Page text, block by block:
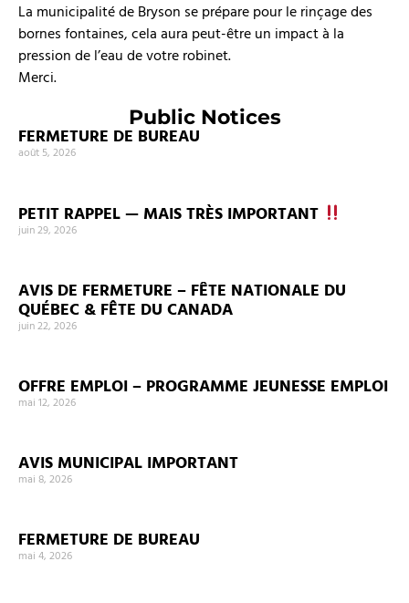
La municipalité de Bryson se prépare pour le rinçage des
bornes fontaines, cela aura peut-être un impact à la
pression de l’eau de votre robinet.
Merci.
Public Notices
FERMETURE DE BUREAU
août 5, 2026
PETIT RAPPEL — MAIS TRÈS IMPORTANT
juin 29, 2026
AVIS DE FERMETURE – FÊTE NATIONALE DU
QUÉBEC & FÊTE DU CANADA
juin 22, 2026
OFFRE EMPLOI – PROGRAMME JEUNESSE EMPLOI
mai 12, 2026
AVIS MUNICIPAL IMPORTANT
mai 8, 2026
FERMETURE DE BUREAU
mai 4, 2026